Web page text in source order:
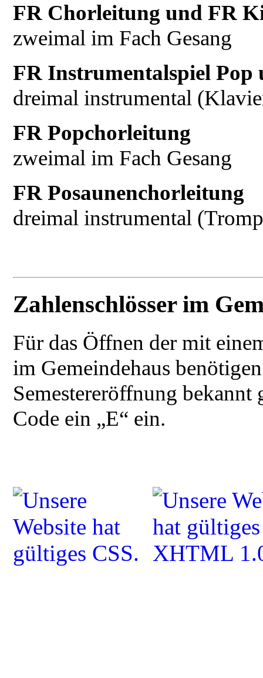
FR Chorleitung und FR
zweimal im Fach Gesang
FR Instrumentalspiel Pop
dreimal instrumental
FR Popchorleitung
zweimal im Fach Gesang
FR Posaunenchorleitung
dreimal instrumental
Zahlenschlösser im
Für das Öffnen der mit
im Gemeindehaus
Semestereröffnung
Code ein „E“ ein.